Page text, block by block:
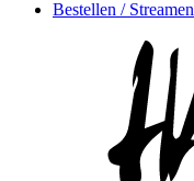
Bestellen / Streamen